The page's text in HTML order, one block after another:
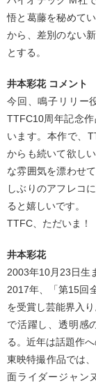
悟と葛藤を秘めて
から、差別のない
とする。
井本彩花 コメント
今回、鳴子リリー
TTFC10周年記念
います。本作で、
からも続いて欲し
な雰囲気を漂わせ
しぶりのアフレコ
ると嬉しいです。
TTFC、ただいま！
井本彩花
2003年10月23日生
2017年、「第15回
を受賞し芸能界入
で活躍し、透明感
る。近年は話題作
東映特撮作品では
面ライダージャン